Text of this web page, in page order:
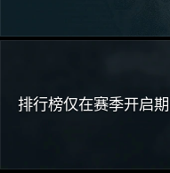
排行榜仅在赛季开启